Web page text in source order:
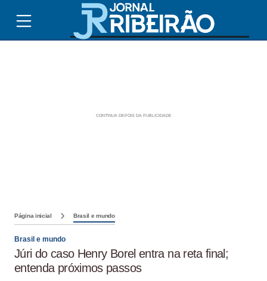
Página inicial Brasil e mundo
Brasil e mundo
Júri do caso Henry Borel entra na reta final;
entenda próximos passos